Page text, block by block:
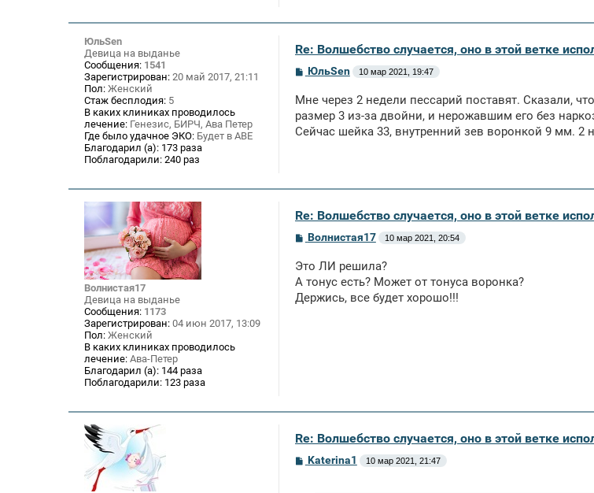
ЮльSen
Девица на выданье
Сообщения: 1541
Зарегистрирован: 20 май 2017, 21:11
Пол: Женский
Стаж бесплодия: 5
В каких клиниках проводилось
лечение: Генезис, БИРЧ, Ава Петер
Где было удачное ЭКО: Будет в АВЕ
Благодарил (а): 173 раза
Поблагодарили: 240 раз
Re: Волшебство случается, оно в этой ветке
С
б
щ
н
ЮльSen 10 мар 2021, 19:47
Мне через 2 недели пессарий поставят. Сказали,
размер 3 из-за двойни, и нерожавшим его без
Сейчас шейка 33, внутренний зев воронкой 9 мм. 2
Волнистая17
Девица на выданье
Сообщения: 1173
Зарегистрирован: 04 июн 2017, 13:09
Пол: Женский
В каких клиниках проводилось
лечение: Ава-Петер
Благодарил (а): 144 раза
Поблагодарили: 123 раза
Re: Волшебство случается, оно в этой ветке
С
б
щ
н
Волнистая17 10 мар 2021, 20:54
Это ЛИ решила?
А тонус есть? Может от тонуса воронка?
Держись, все будет хорошо!!!
Re: Волшебство случается, оно в этой ветке
СKaterina1 10 мар 2021, 21:47